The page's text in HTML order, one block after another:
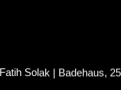
Fatih Solak | Badehaus,